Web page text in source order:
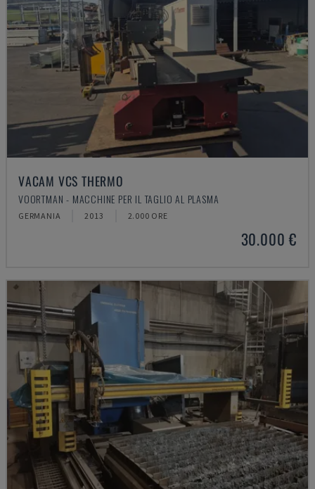
VACAM VCS THERMO
VOORTMAN - MACCHINE PER IL TAGLIO AL PLASMA
GERMANIA 2013 2.000 ORE
30.000 €